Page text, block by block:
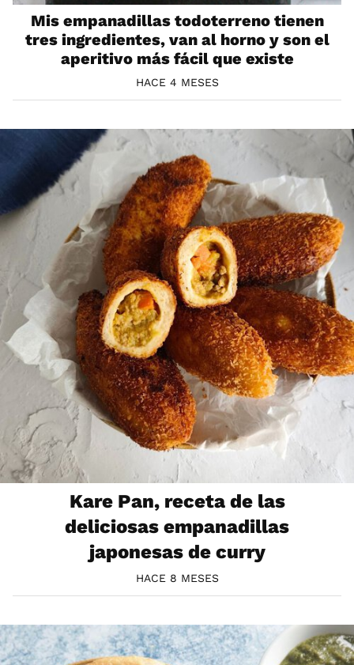
Mis empanadillas todoterreno tienen
tres ingredientes, van al horno y son el
aperitivo más fácil que existe
HACE 4 MESES
Kare Pan, receta de las
deliciosas empanadillas
japonesas de curry
HACE 8 MESES